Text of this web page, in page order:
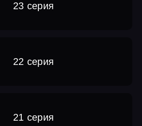
23 серия
22 серия
21 серия